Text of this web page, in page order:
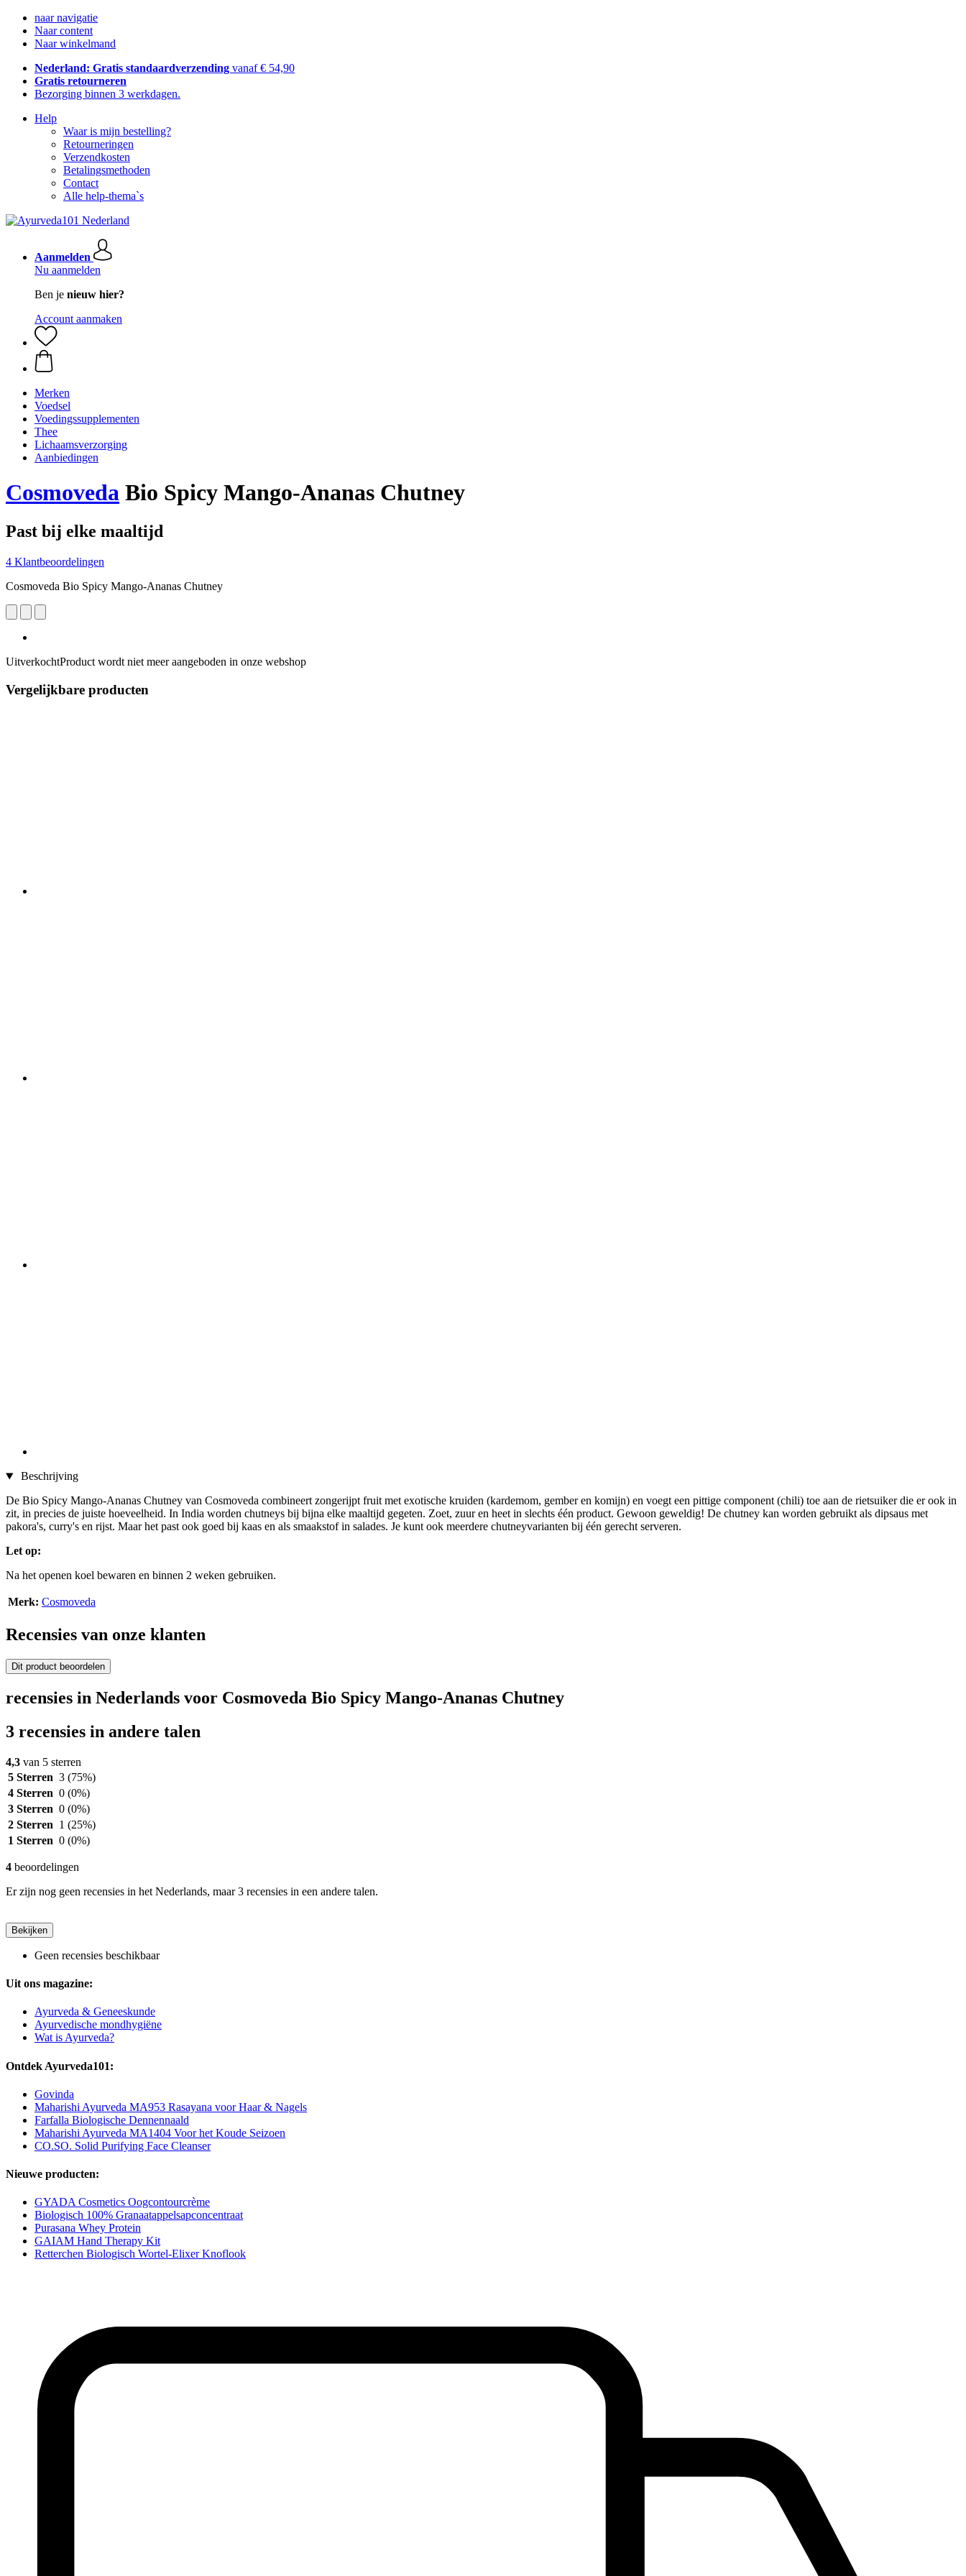
naar navigatie
Naar content
Naar winkelmand
Nederland: Gratis standaardverzending vanaf € 54,90
Gratis retourneren
Bezorging binnen 3 werkdagen.
Help
Waar is mijn bestelling?
Retourneringen
Verzendkosten
Betalingsmethoden
Contact
Alle help-thema`s
Aanmelden
Nu aanmelden
Ben je nieuw hier?
Account aanmaken
Merken
Voedsel
Voedingssupplementen
Thee
Lichaamsverzorging
Aanbiedingen
Cosmoveda Bio Spicy Mango-Ananas Chutney
Past bij elke maaltijd
4 Klantbeoordelingen
Cosmoveda Bio Spicy Mango-Ananas Chutney
UitverkochtProduct wordt niet meer aangeboden in onze webshop
Vergelijkbare producten
Beschrijving
De Bio Spicy Mango-Ananas Chutney van Cosmoveda combineert zongerijpt fruit met exotische kruiden (kardemom, gember en komijn) en voegt een pittige component (chili) toe aan de rietsuiker die er ook in
zit, in precies de juiste hoeveelheid. In India worden chutneys bij bijna elke maaltijd gegeten. Zoet, zuur en heet in slechts één product. Gewoon geweldig! De chutney kan worden gebruikt als dipsaus met
pakora's, curry's en rijst. Maar het past ook goed bij kaas en als smaakstof in salades. Je kunt ook meerdere chutneyvarianten bij één gerecht serveren.
Let op:
Na het openen koel bewaren en binnen 2 weken gebruiken.
Merk: Cosmoveda
Recensies van onze klanten
Dit product beoordelen
recensies in Nederlands voor Cosmoveda Bio Spicy Mango-Ananas Chutney
3 recensies in andere talen
4,3 van 5 sterren
5 Sterren 3 (75%)
4 Sterren 0 (0%)
3 Sterren 0 (0%)
2 Sterren 1 (25%)
1 Sterren 0 (0%)
4 beoordelingen
Er zijn nog geen recensies in het Nederlands, maar 3 recensies in een andere talen.
Bekijken
Geen recensies beschikbaar
Uit ons magazine:
Ayurveda & Geneeskunde
Ayurvedische mondhygiëne
Wat is Ayurveda?
Ontdek Ayurveda101:
Govinda
Maharishi Ayurveda MA953 Rasayana voor Haar & Nagels
Farfalla Biologische Dennennaald
Maharishi Ayurveda MA1404 Voor het Koude Seizoen
CO.SO. Solid Purifying Face Cleanser
Nieuwe producten:
GYADA Cosmetics Oogcontourcrème
Biologisch 100% Granaatappelsapconcentraat
Purasana Whey Protein
GAIAM Hand Therapy Kit
Retterchen Biologisch Wortel-Elixer Knoflook